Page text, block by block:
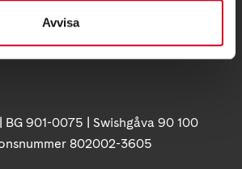
Avvisa
BG 901-0075 | Swishgåva 90 100
802002-3605